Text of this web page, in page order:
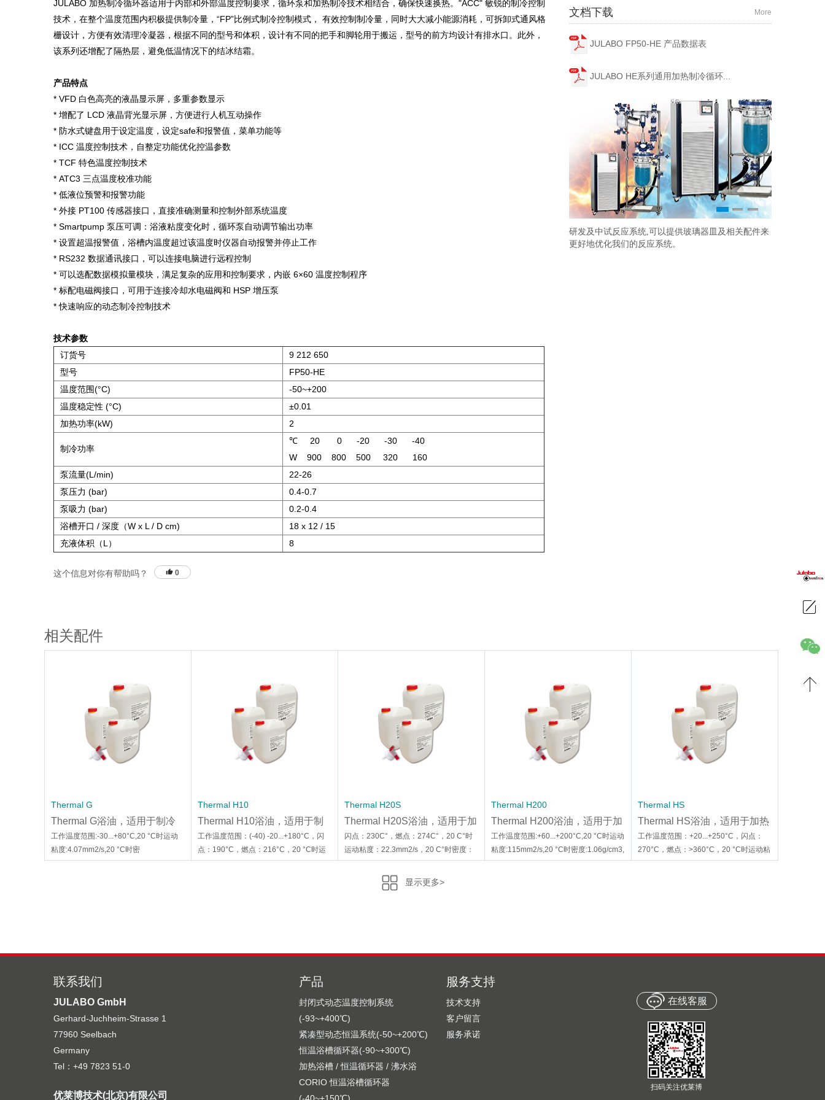
JULABO 加热制冷循环器适用于内部和外部温度控制要求，循环泵和加热制冷技术相结合，确保快速换热。"ACC" 敏锐的制冷控制
技术，在整个温度范围内积极提供制冷量，“FP”比例式制冷控制模式， 有效控制制冷量，同时大大减小能源消耗，可拆卸式通风格
栅设计，方便有效清理冷凝器，根据不同的型号和体积，设计有不同的把手和脚轮用于搬运，型号的前方均设计有排水口。此外，
该系列还增配了隔热层，避免低温情况下的结冰结霜。
产品特点
* VFD 白色高亮的液晶显示屏，多重参数显示
* 增配了 LCD 液晶背光显示屏，方便进行人机互动操作
* 防水式键盘用于设定温度，设定safe和报警值，菜单功能等
* ICC 温度控制技术，自整定功能优化控温参数
* TCF 特色温度控制技术
* ATC3 三点温度校准功能
* 低液位预警和报警功能
* 外接 PT100 传感器接口，直接准确测量和控制外部系统温度
* Smartpump 泵压可调：浴液粘度变化时，循环泵自动调节输出功率
* 设置超温报警值，浴槽内温度超过该温度时仪器自动报警并停止工作
* RS232 数据通讯接口，可以连接电脑进行远程控制
* 可以选配数据模拟量模块，满足复杂的应用和控制要求，内嵌 6×60 温度控制程序
* 标配电磁阀接口，可用于连接冷却水电磁阀和 HSP 增压泵
* 快速响应的动态制冷控制技术
技术参数
订货号
9 212 650
型号
FP50-HE
温度范围(°C)
-50~+200
温度稳定性 (°C)
±0.01
加热功率(kW)
2
制冷功率
℃ 20 0 -20 -30 -40
W 900 800 500 320 160
泵流量(L/min)
22-26
泵压力 (bar)
0.4-0.7
泵吸力 (bar)
0.2-0.4
浴槽开口 / 深度（W x L / D cm)
18 x 12 / 15
充液体积（L）
8
这个信息对你有帮助吗？ 0
文档下载 More
JULABO FP50-HE 产品数据表
JULABO HE系列通用加热制冷循环...
研发及中试反应系统,可以提供玻璃器皿及相关配件来
更好地优化我们的反应系统。
1 2
相关配件
Thermal G
Thermal G浴油，适用于制冷
循环浴槽
工作温度范围:-30...+80°C,20 °C时运动
粘度:4.07mm2/s,20 °C时密
度:1.08g/cm3,沸点：107°C
Thermal H10
Thermal H10浴油，适用于制
冷循环浴槽
工作温度范围：(-40) -20...+180°C，闪
点：190°C，燃点：216°C，20 °C时运
动粘度：10.8mm2/s，20 °C时密度：
Thermal H20S
Thermal H20S浴油，适用于加
热循环浴槽
闪点：230C°，燃点：274C°，20 C°时
运动粘度：22.3mm2/s，20 C°时密度：
0．95g/cm3
Thermal H200
Thermal H200浴油，适用于加
热循环浴槽
工作温度范围:+60...+200°C,20 °C时运动
粘度:115mm2/s,20 °C时密度:1.06g/cm3,
沸点：>300°C
Thermal HS
Thermal HS浴油，适用于加热
循环浴槽
工作温度范围：+20...+250°C，闪点：
270°C，燃点：>360°C，20 °C时运动粘
度：55mm2/s，20 °C时密度：
Thermal H5
Thermal H5浴油，适用于制冷
工作温度范围：-50...+105°C，闪点：
Thermal M浴油，适用于加热
工作温度范围：+70...+170°C，闪点：
粘度：293mm2/s，20 °C时密度：
Thermal HY
Thermal HY浴油，适用于低温
循环浴槽
工作温度范围-80...+55°C,闪点：78°C,燃
JULABO Aqua Stabil浴槽保护
液 12瓶/盒. 100mL/瓶 8 940
012
12 瓶 /Pack. 100mL/ 瓶
显示更多>
联系我们
JULABO GmbH
Gerhard-Juchheim-Strasse 1
77960 Seelbach
Germany
Tel：+49 7823 51-0
优莱博技术(北京)有限公司
产品
封闭式动态温度控制系统
(-93~+400℃)
紧凑型动态恒温系统(-50~+200℃)
恒温浴槽循环器(-90~+300℃)
加热浴槽 / 恒温循环器 / 沸水浴
CORIO 恒温浴槽循环器
服务支持
技术支持
客户留言
服务承诺
在线客服
扫码关注优莱博